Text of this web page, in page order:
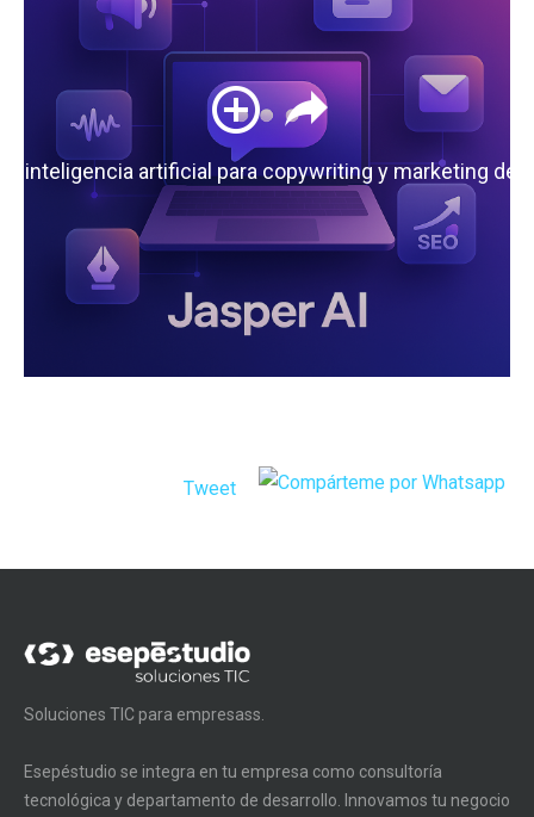
la inteligencia artificial para copywriting y marketing de
Tweet
Soluciones TIC para empresass.
Esepéstudio se integra en tu empresa como consultoría
tecnológica y departamento de desarrollo. Innovamos tu negocio